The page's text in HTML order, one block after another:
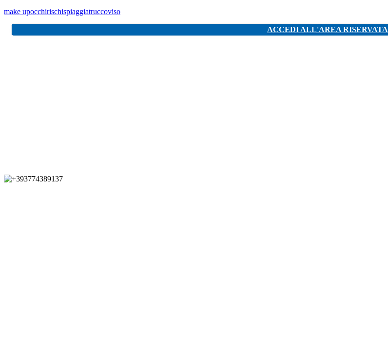
make upocchirischispiaggiatruccoviso
ACCEDI ALL'AREA RISERVATA